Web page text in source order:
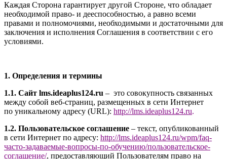
Каждая Сторона гарантирует другой Стороне, что обладает
необходимой право- и дееспособностью, а равно всеми
правами и полномочиями, необходимыми и достаточными для
заключения и исполнения Соглашения в соответствии с его
условиями.
1. Определения и термины
1.1. Сайт lms.ideaplus124.ru – это совокупность связанных
между собой веб-страниц, размещенных в сети Интернет
по уникальному адресу (URL): http://lms.ideaplus124.ru.
1.2. Пользовательское соглашение – текст, опубликованный
в сети Интернет по адресу: http://lms.ideaplus124.ru/wpm/faq-
часто-задаваемые-вопросы-по-обучению/пользовательское-
соглашение/, предоставляющий Пользователям право на